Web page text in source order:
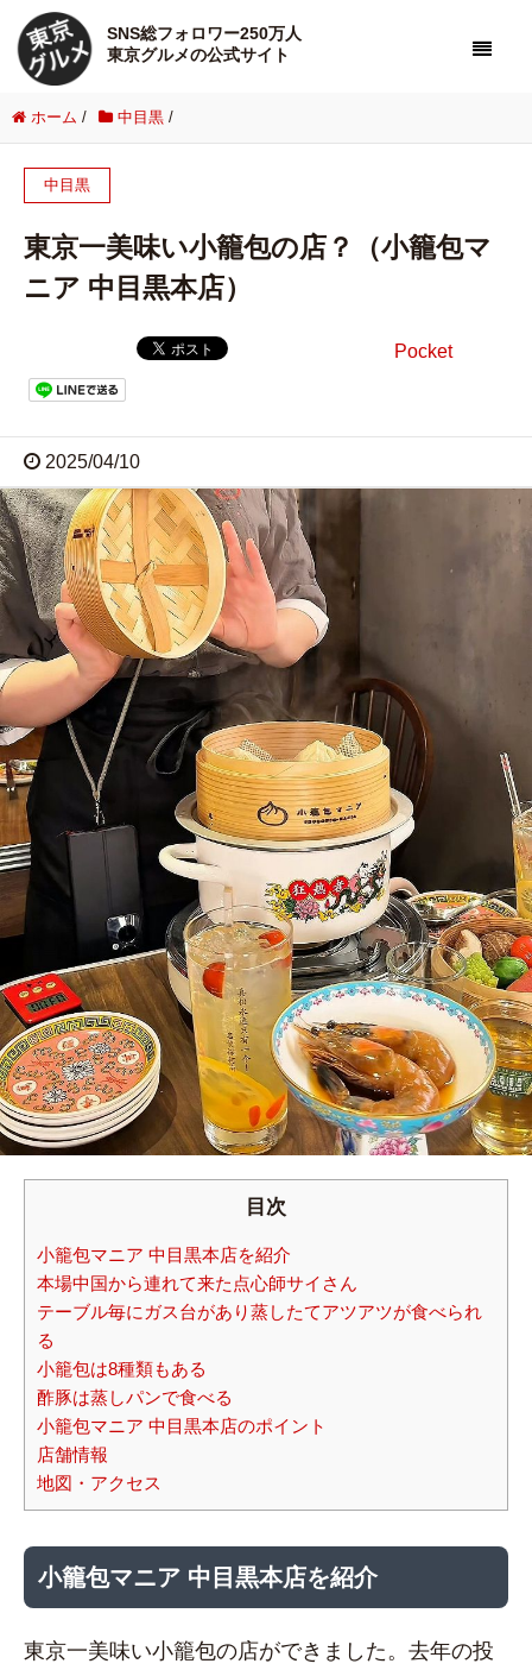
SNS総フォロワー250万人
東京グルメの公式サイト
ホーム / 中目黒 /
中目黒
東京一美味い小籠包の店？（小籠包マ
ニア 中目黒本店）
Pocket
2025/04/10
目次
小籠包マニア 中目黒本店を紹介
本場中国から連れて来た点心師サイさん
テーブル毎にガス台があり蒸したてアツアツが食べられ
る
小籠包は8種類もある
酢豚は蒸しパンで食べる
小籠包マニア 中目黒本店のポイント
店舗情報
地図・アクセス
小籠包マニア 中目黒本店を紹介
東京一美味い小籠包の店ができました。去年の投